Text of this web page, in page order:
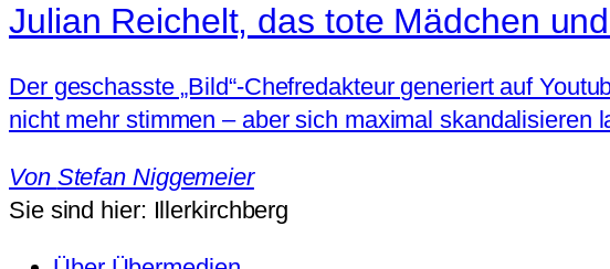
Julian Reichelt, das tote Mädchen
Der geschasste „Bild“-Chefredakteur generiert auf
nicht mehr stimmen – aber sich maximal skandalisieren
Von Stefan Niggemeier
Sie sind hier: Illerkirchberg